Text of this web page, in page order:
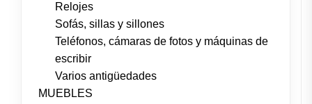
Relojes
Sofás, sillas y sillones
Teléfonos, cámaras de fotos y máquinas de
escribir
Varios antigüedades
MUEBLES